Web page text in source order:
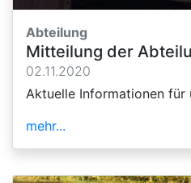
Abteilung
Mitteilung der
02.11.2020
Aktuelle Informationen für
mehr...